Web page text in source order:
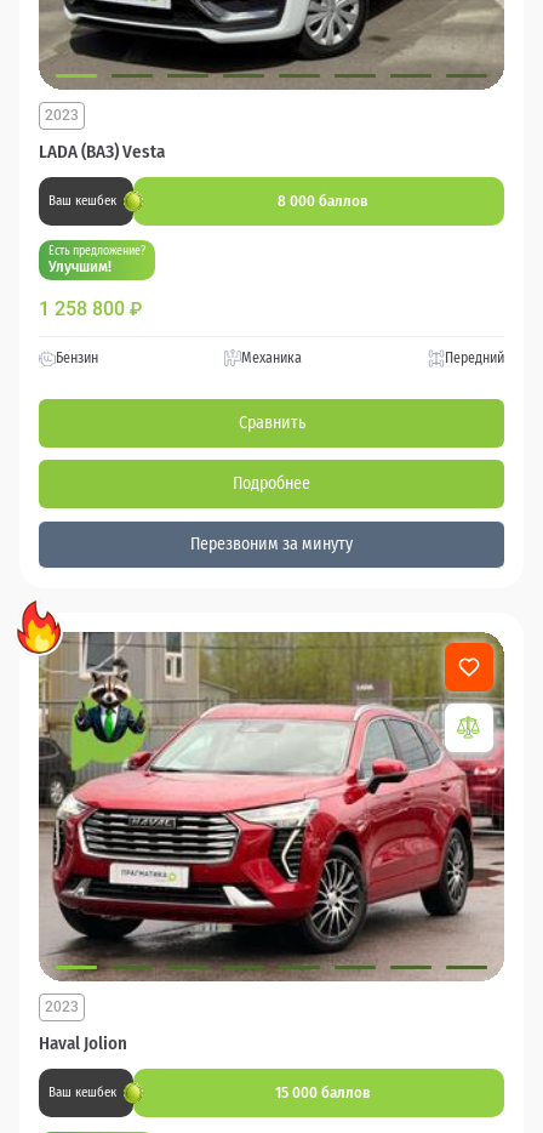
LADA (ВАЗ) Vesta
2023
Ваш кешбек 8 000 баллов
Есть предложение?
Улучшим!
1 258 800 ₽
Бензин Механика Передний
Сравнить
Подробнее
Перезвоним за минуту
Haval Jolion
2023
Ваш кешбек 15 000 баллов